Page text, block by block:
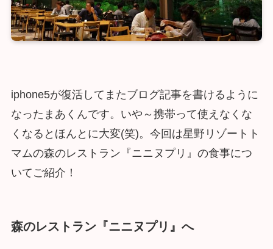
iphone5が復活してまたブログ記事を書けるように
なったまあくんです。いや～携帯って使えなくな
くなるとほんとに大変(笑)。今回は星野リゾートト
マムの森のレストラン『ニニヌプリ』の食事につ
いてご紹介！
森のレストラン『ニニヌプリ』へ